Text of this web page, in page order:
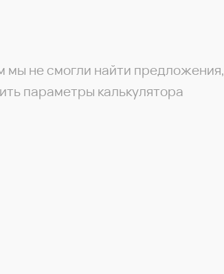
не смогли найти предложения,
параметры калькулятора